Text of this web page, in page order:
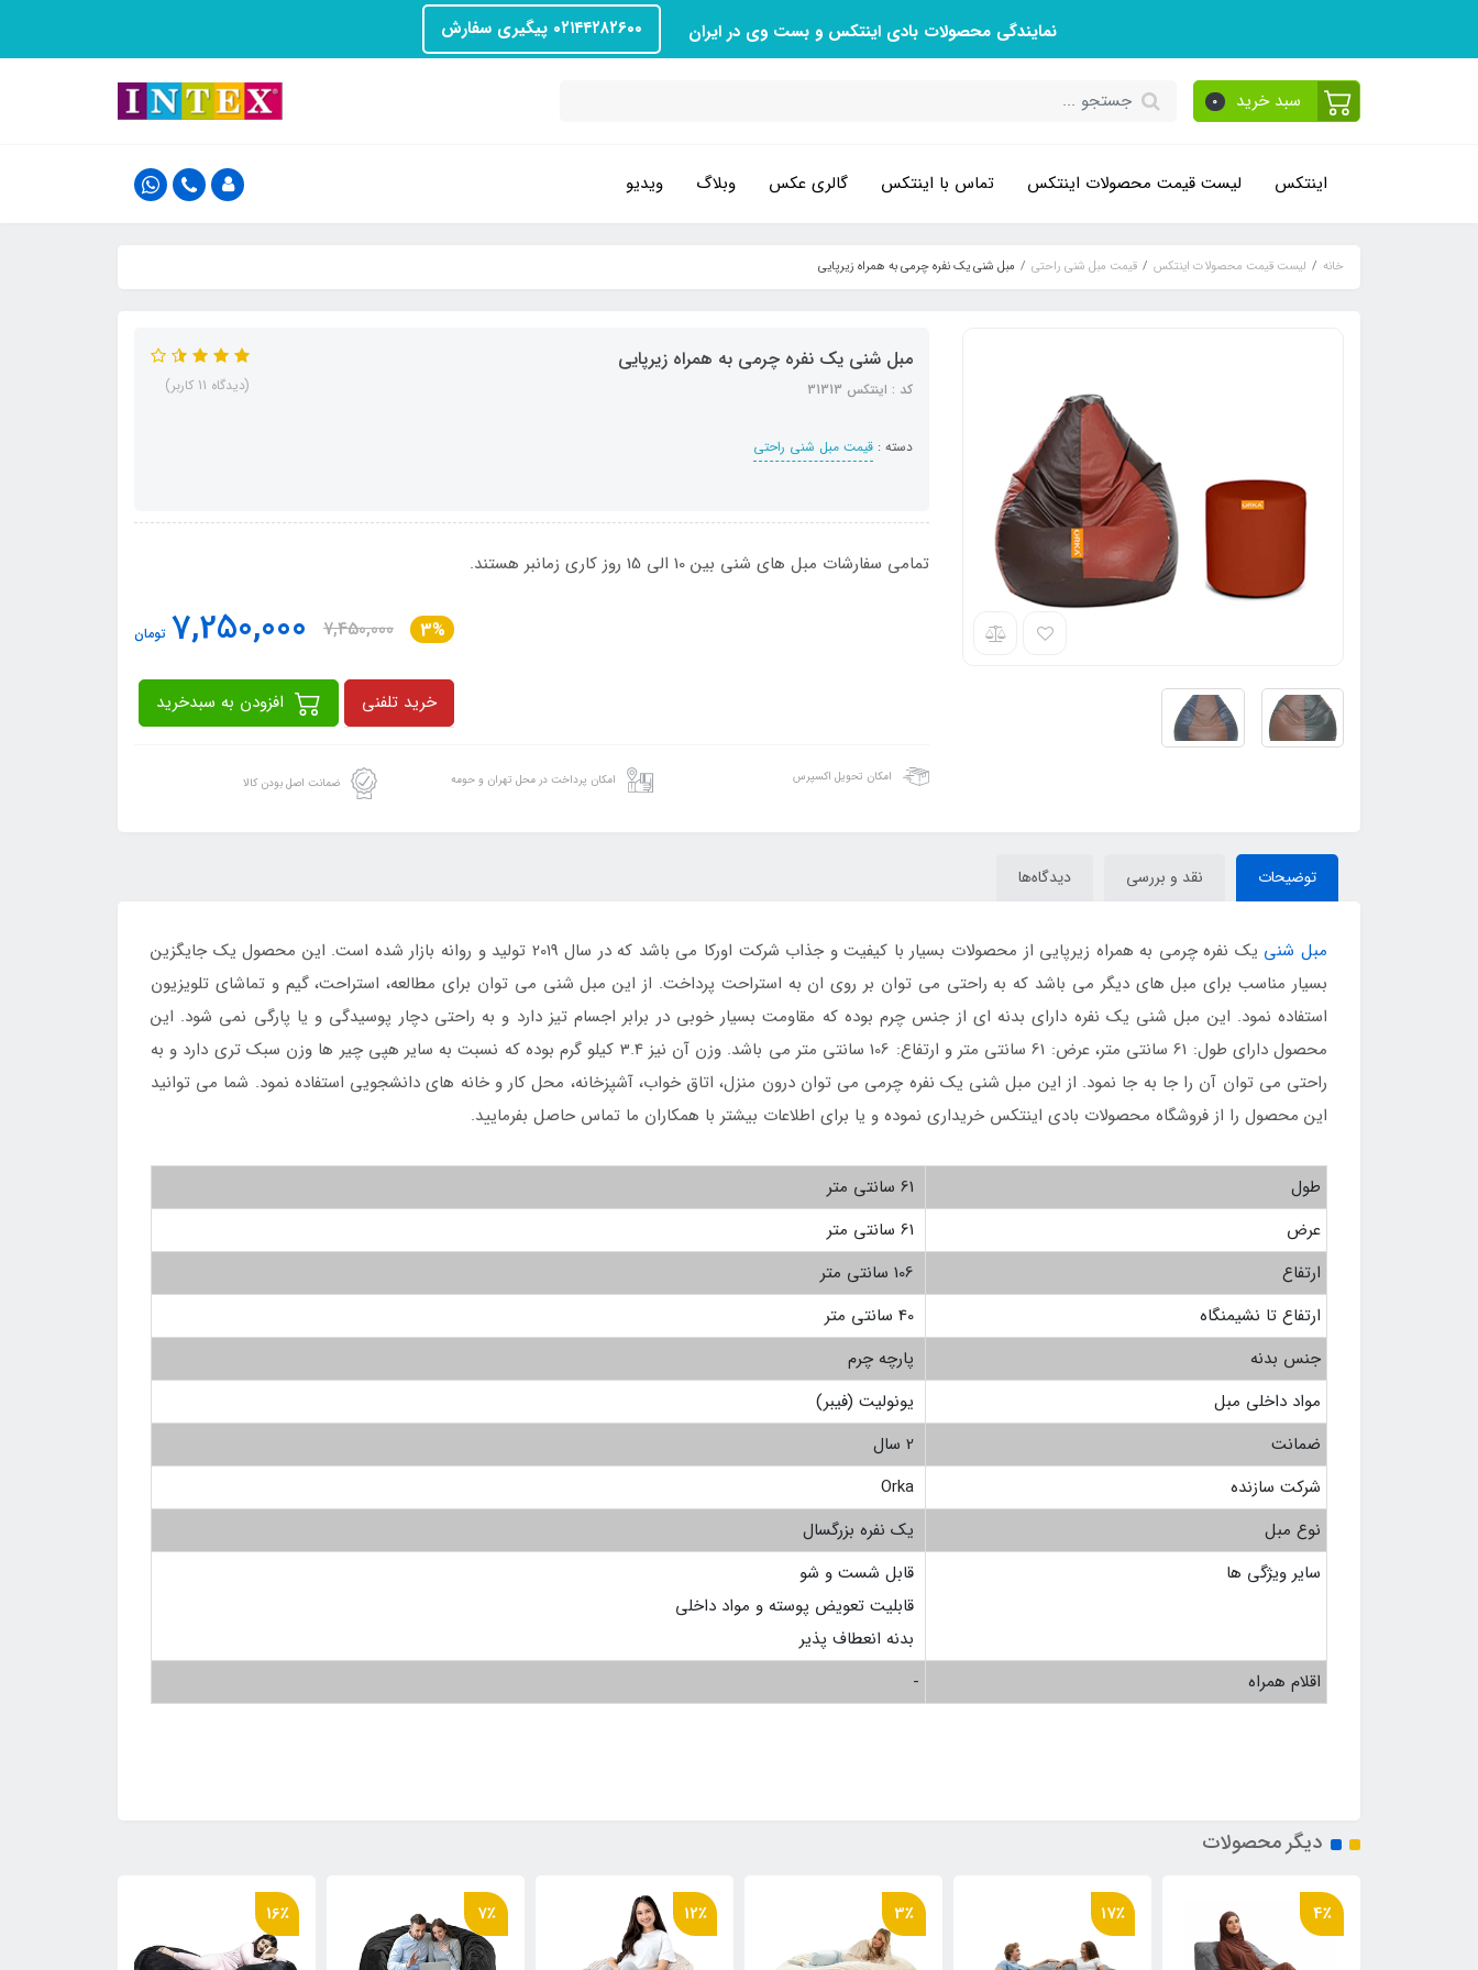
نمایندگی محصولات بادی اینتکس و بست وی در ایران ۰۲۱۴۴۲۸۲۶۰۰ پیگیری سفارش
سبد خرید 0
اینتکس لیست قیمت محصولات اینتکس تماس با اینتکس گالری عکس وبلاگ ویدیو
خانه لیست قیمت محصولات اینتکس قیمت مبل شنی راحتی مبل شنی یک نفره چرمی به همراه زیرپایی
مبل شنی یک نفره چرمی به همراه زیرپایی
کد : اینتکس 31313
دسته : قیمت مبل شنی راحتی
(دیدگاه 11 کاربر)
تمامی سفارشات مبل های شنی بین 10 الی 15 روز کاری زمانبر هستند.
3%
7,450,000
7,250,000 تومان
خرید تلفنی
امکان تحویل اکسپرس امکان پرداخت در محل تهران و حومه ضمانت اصل بودن کالا
توضیحات نقد و بررسی دیدگاه‌ها
مبل شنی
یک نفره چرمی به همراه زیرپایی از محصولات بسیار با کیفیت و جذاب شرکت اورکا می باشد که در سال 2019 تولید و روانه بازار شده است. این محصول یک جایگزین
بسیار مناسب برای مبل های دیگر می باشد که به راحتی می توان بر روی ان به استراحت پرداخت. از این مبل شنی می توان برای مطالعه، استراحت، گیم و تماشای تلویزیون
استفاده نمود. این مبل شنی یک نفره دارای بدنه ای از جنس چرم بوده که مقاومت بسیار خوبی در برابر اجسام تیز دارد و به راحتی دچار پوسیدگی و یا پارگی نمی شود. این
محصول دارای طول: 61 سانتی متر، عرض: 61 سانتی متر و ارتفاع: 106 سانتی متر می باشد. وزن آن نیز 3.4 کیلو گرم بوده که نسبت به سایر هپی چیر ها وزن سبک تری دارد و به
راحتی می توان آن را جا به جا نمود. از این مبل شنی یک نفره چرمی می توان درون منزل، اتاق خواب، آشپزخانه، محل کار و خانه های دانشجویی استفاده نمود. شما می توانید
این محصول را از فروشگاه محصولات بادی اینتکس خریداری نموده و یا برای اطلاعات بیشتر با همکاران ما تماس حاصل بفرمایید.
طول
عرض
ارتفاع
ارتفاع تا نشیمنگاه
جنس بدنه
پارچه چرم
مواد داخلی مبل
یونولیت (فیبر)
ضمانت
شرکت سازنده
نوع مبل
یک نفره بزرگسال
سایر ویژگی ها
قابل شست و شو
قابلیت تعویض پوسته و مواد داخلی
بدنه انعطاف پذیر
اقلام همراه
-
دیگر محصولات
4٪ 17٪ 3٪ 12٪ 7٪ 16٪